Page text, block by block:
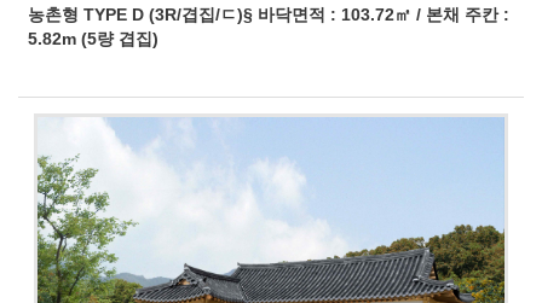
농촌형 TYPE D (3R/겹집/ㄷ)§ 바닥면적 : 103.72㎡ / 본채 주칸 :
5.82m (5량 겹집)